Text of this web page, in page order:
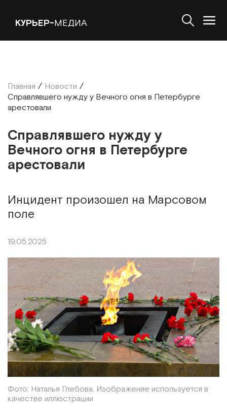
КУРЬЕР-МЕДИА
Главная / Новости /
Справлявшего нужду у Вечного огня в Петербурге
арестовали
Справлявшего нужду у
Вечного огня в Петербурге
арестовали
Инцидент произошел на Марсовом
поле
19.05.2025
Фото: Наталья Глебова. Изображение используется в
качестве иллюстрации